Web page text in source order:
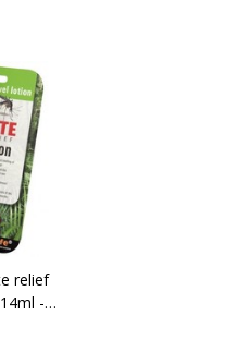
relief
-